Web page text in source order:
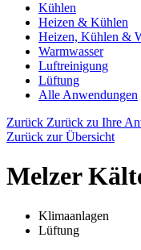
Kühlen
Heizen & Kühlen
Heizen, Kühlen &
Warmwasser
Luftreinigung
Lüftung
Alle Anwendungen
Zurück Zurück zu Ihre
Zurück zur Übersicht
Melzer
Klimaanlagen
Lüftung